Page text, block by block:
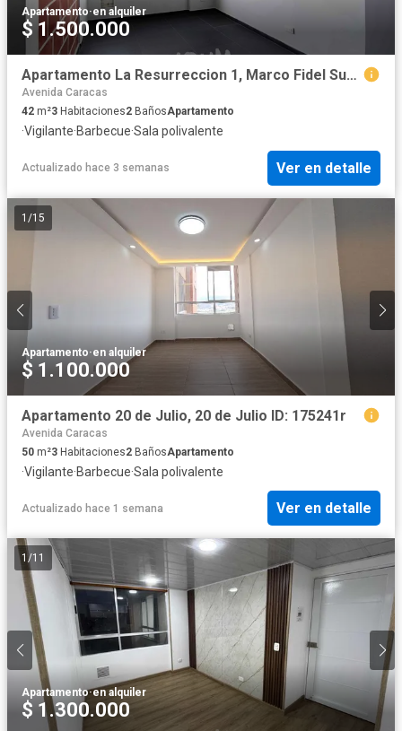
Apartamento·en alquiler
$ 1.500.000
Apartamento La Resurreccion 1, Marco Fidel Suárez ID: 138974r
Avenida Caracas
42 m²3 Habitaciones2 BañosApartamento
·Vigilante·Barbecue·Sala polivalente
Actualizado hace 3 semanas Ver en detalle
1 /15
Apartamento·en alquiler
$ 1.100.000
Apartamento 20 de Julio, 20 de Julio ID: 175241r
Avenida Caracas
50 m²3 Habitaciones2 BañosApartamento
·Vigilante·Barbecue·Sala polivalente
Actualizado hace 1 semana Ver en detalle
1/11
Apartamento·en alquiler
$ 1.300.000